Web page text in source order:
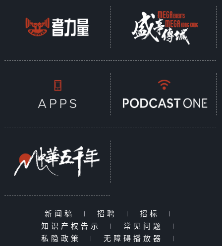
新闻稿 | 招聘 | 招标
|
知识产权告示
| 常见问题
|
私隐政策
| 无障碍播放器 |